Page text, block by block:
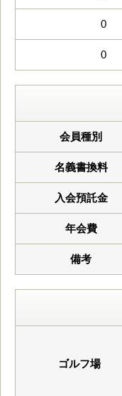
0
0
会員種別
名義書換料
入会預託金
年会費
備考
ゴルフ場